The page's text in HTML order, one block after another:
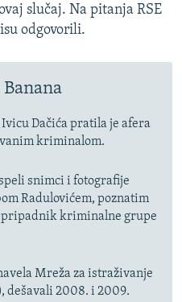
slučaj. Na pitanja RSE
odgovorili.
Dačića pratila je afera
kriminalom.
snimci i fotografije
Radulovićem, poznatim
pripadnik kriminalne grupe
Mreža za istraživanje
dešavali 2008. i 2009.